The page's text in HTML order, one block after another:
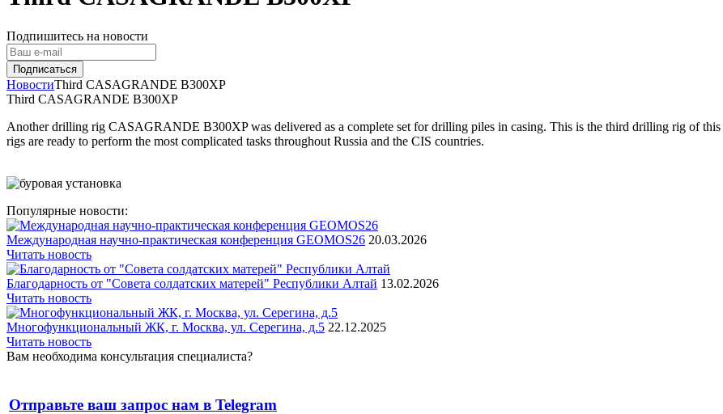
Подпишитесь на новости
НовостиThird CASAGRANDE B300XP
Third CASAGRANDE B300XP
Another drilling rig CASAGRANDE B300XP was delivered as a complete set for drilling piles in casing. This is the third drilling rig of
rigs are ready to perform the most complicated tasks throughout Russia and the CIS countries.
Популярные новости:
Международная научно-практическая конференция GEOMOS26 20.03.2026
Читать новость
Благодарность от "Совета солдатских матерей" Республики Алтай 13.02.2026
Читать новость
Многофункциональный ЖК, г. Москва, ул. Серегина, д.5 22.12.2025
Читать новость
Вам необходима консультация специалиста?
Отправьте ваш запрос нам в Telegram